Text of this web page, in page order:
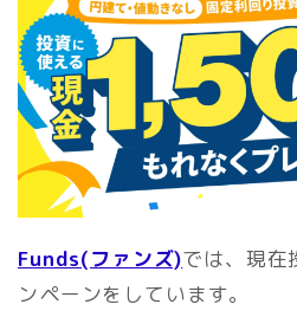
Funds(ファンズ)では、現在
ンペーンをしています。